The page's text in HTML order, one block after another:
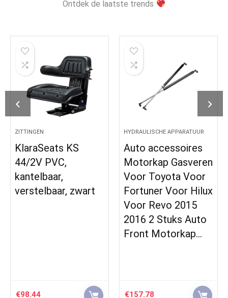
Ontdek de laatste trends
ZITTINGEN
KlaraSeats KS
44/2V PVC,
kantelbaar,
verstelbaar, zwart
€98.44
HYDRAULISCHE APPARATUUR
Auto accessoires
Motorkap Gasveren
Voor Toyota Voor
Fortuner Voor Hilux
Voor Revo 2015
2016 2 Stuks Auto
Front Motorkap…
€157.78